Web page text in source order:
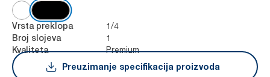
Vrsta preklopa 1/4
Broj slojeva 1
Kvaliteta
Premium
Preuzimanje specifikacija proizvoda